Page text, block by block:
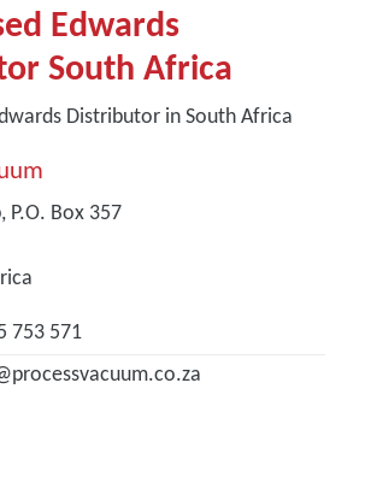
Edwards
South Africa
Distributor in South Africa
P.O. Box 357
753 571